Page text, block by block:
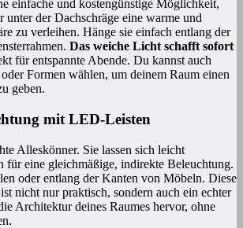
einfache und kostengünstige Möglichkeit,
unter der Dachschräge eine warme und
zu verleihen. Hänge sie einfach entlang der
Das weiche Licht schafft sofort
für entspannte Abende. Du kannst auch
Formen wählen, um deinem Raum einen
geben.
mit LED-Leisten
Alleskönner. Sie lassen sich leicht
für eine gleichmäßige, indirekte Beleuchtung.
oder entlang der Kanten von Möbeln. Diese
nicht nur praktisch, sondern auch ein echter
Architektur deines Raumes hervor, ohne